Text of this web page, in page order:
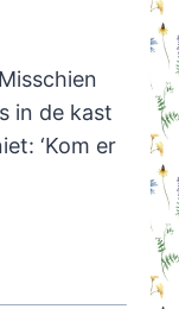
in de kast
‘Kom er